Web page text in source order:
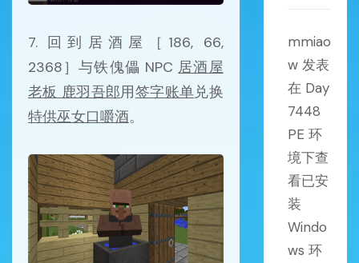
7. 回到居酒屋［186, 66,
2368］与铁傀儡 NPC 居酒屋
老板 鹿羽吾郎用签字账单兑换
特供巫女口嚼酒。
mmiao
w发表
在 Day
7448
PE 环
境下查
看已安
装
Windo
ws 环